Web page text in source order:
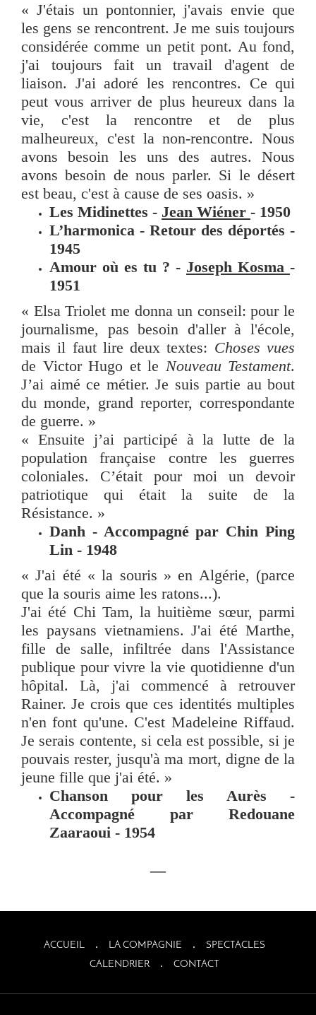
« J'étais un pontonnier, j'avais envie que
les gens se rencontrent. Je me suis toujours
considérée comme un petit pont. Au fond,
j'ai toujours fait un travail d'agent de
liaison. J'ai adoré les rencontres. Ce qui
peut vous arriver de plus heureux dans la
vie, c'est la rencontre et de plus
malheureux, c'est la non-rencontre. Nous
avons besoin les uns des autres. Nous
avons besoin de nous parler. Si le désert
est beau, c'est à cause de ses oasis. »
Les Midinettes - Jean Wiéner - 1950
L’harmonica - Retour des déportés -
1945
Amour où es tu ? - Joseph Kosma -
1951
« Elsa Triolet me donna un conseil: pour le
journalisme, pas besoin d'aller à l'école,
mais il faut lire deux textes: Choses vues
de Victor Hugo et le Nouveau Testament.
J’ai aimé ce métier. Je suis partie au bout
du monde, grand reporter, correspondante
de guerre. »
« Ensuite j’ai participé à la lutte de la
population française contre les guerres
coloniales. C’était pour moi un devoir
patriotique qui était la suite de la
Résistance. »
Danh - Accompagné par Chin Ping
Lin - 1948
« J'ai été « la souris » en Algérie, (parce
que la souris aime les ratons...).
J'ai été Chi Tam, la huitième sœur, parmi
les paysans vietnamiens. J'ai été Marthe,
fille de salle, infiltrée dans l'Assistance
publique pour vivre la vie quotidienne d'un
hôpital. Là, j'ai commencé à retrouver
Rainer. Je crois que ces identités multiples
n'en font qu'une. C'est Madeleine Riffaud.
Je serais contente, si cela est possible, si je
pouvais rester, jusqu'à ma mort, digne de la
jeune fille que j'ai été. »
Chanson pour les Aurès -
Accompagné par Redouane
Zaaraoui - 1954
—
ACCUEIL LA COMPAGNIE
SPECTACLES
CALENDRIER
CONTACT